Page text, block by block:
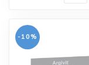
-10%